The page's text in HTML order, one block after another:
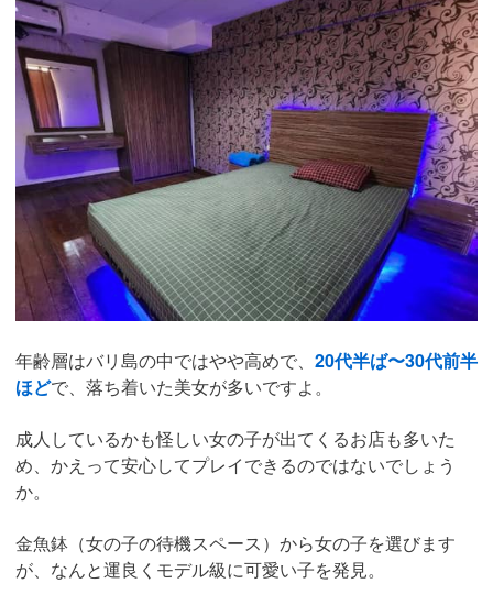
年齢層はバリ島の中ではやや高めで、 20代半ば〜30代前半
ほどで、落ち着いた美女が多いですよ。
成人しているかも怪しい女の子が出てくるお店も多いた
め、かえって安心してプレイできるのではないでしょう
か。
金魚鉢（女の子の待機スペース）から女の子を選びます
が、なんと運良くモデル級に可愛い子を発見。